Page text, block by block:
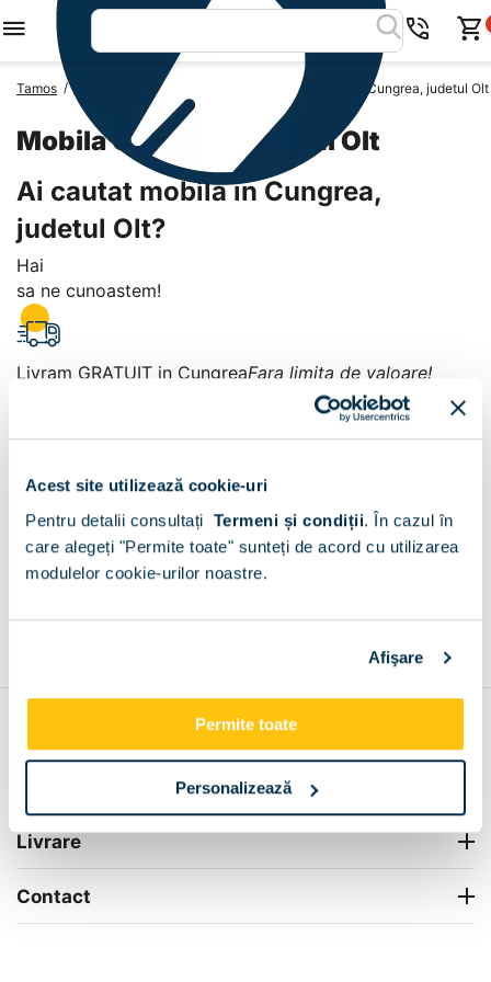
Acest site utilizează cookie-uri
Pentru detalii consultați Termeni și condiții. În cazul în
care alegeți "Permite toate" sunteți de acord cu utilizarea
modulelor cookie-urilor noastre.
Afişare
Permite toate
Personalizează
Tamos / Mobila Romania Mobila Judetul Olt Mobila Cungrea, judetul Olt
Mobila Cungrea, judetul Olt
Ai cautat mobila in Cungrea,
judetul Olt?
Hai
sa ne cunoastem!
Livram GRATUIT in CungreaFara limita de valoare!
Plata la livrare sau in magazin
Cungrea
+
Grantie de producator 24 luni Rezolvam orice situatie!
Livrare
Contact